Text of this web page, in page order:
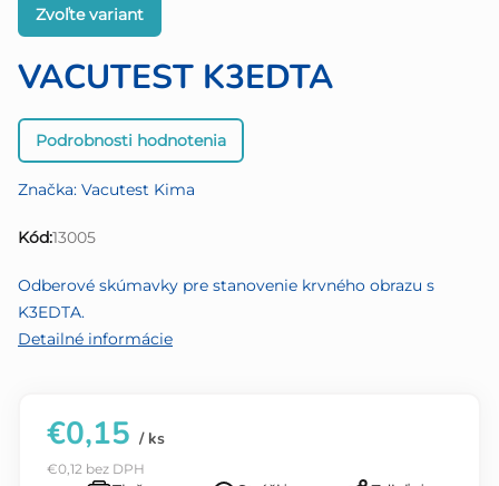
VACUTEST K3EDTA
Priemerné
hodnotenie
je
0,0
5
hviezdičiek.
Podrobnosti hodnotenia
Značka: Vacutest Kima
Kód:13005
Zvoľte variant
Odberové skúmavky pre stanovenie krvného obrazu s
K3EDTA.
Detailné informácie
€0,15 / ks
€0,12 bez DPH